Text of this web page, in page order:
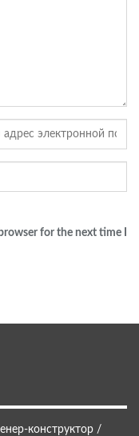
for the next time I
конструктор /